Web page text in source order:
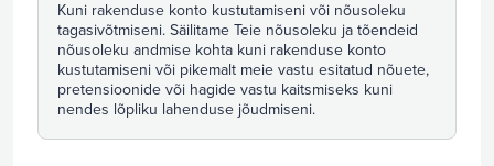
Kuni rakenduse konto kustutamiseni või nõusoleku
tagasivõtmiseni. Säilitame Teie nõusoleku ja tõendeid
nõusoleku andmise kohta kuni rakenduse konto
kustutamiseni või pikemalt meie vastu esitatud nõuete,
pretensioonide või hagide vastu kaitsmiseks kuni
nendes lõpliku lahenduse jõudmiseni.